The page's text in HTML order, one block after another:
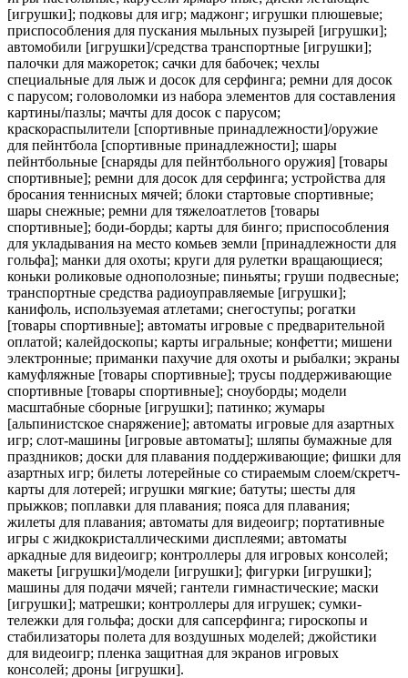
[игрушки]; подковы для игр; маджонг; игрушки плюшевые;
приспособления для пускания мыльных пузырей [игрушки];
автомобили [игрушки]/средства транспортные [игрушки];
палочки для мажореток; сачки для бабочек; чехлы
специальные для лыж и досок для серфинга; ремни для досок
с парусом; головоломки из набора элементов для составления
картины/пазлы; мачты для досок с парусом;
краскораспылители [спортивные принадлежности]/оружие
для пейнтбола [спортивные принадлежности]; шары
пейнтбольные [снаряды для пейнтбольного оружия] [товары
спортивные]; ремни для досок для серфинга; устройства для
бросания теннисных мячей; блоки стартовые спортивные;
шары снежные; ремни для тяжелоатлетов [товары
спортивные]; боди-борды; карты для бинго; приспособления
для укладывания на место комьев земли [принадлежности для
гольфа]; манки для охоты; круги для рулетки вращающиеся;
коньки роликовые однополозные; пиньяты; груши подвесные;
транспортные средства радиоуправляемые [игрушки];
канифоль, используемая атлетами; снегоступы; рогатки
[товары спортивные]; автоматы игровые с предварительной
оплатой; калейдоскопы; карты игральные; конфетти; мишени
электронные; приманки пахучие для охоты и рыбалки; экраны
камуфляжные [товары спортивные]; трусы поддерживающие
спортивные [товары спортивные]; сноуборды; модели
масштабные сборные [игрушки]; патинко; жумары
[альпинистское снаряжение]; автоматы игровые для азартных
игр; слот-машины [игровые автоматы]; шляпы бумажные для
праздников; доски для плавания поддерживающие; фишки для
азартных игр; билеты лотерейные со стираемым слоем/скретч-
карты для лотерей; игрушки мягкие; батуты; шесты для
прыжков; поплавки для плавания; пояса для плавания;
жилеты для плавания; автоматы для видеоигр; портативные
игры с жидкокристаллическими дисплеями; автоматы
аркадные для видеоигр; контроллеры для игровых консолей;
макеты [игрушки]/модели [игрушки]; фигурки [игрушки];
машины для подачи мячей; гантели гимнастические; маски
[игрушки]; матрешки; контроллеры для игрушек; сумки-
тележки для гольфа; доски для сапсерфинга; гироскопы и
стабилизаторы полета для воздушных моделей; джойстики
для видеоигр; пленка защитная для экранов игровых
консолей; дроны [игрушки].